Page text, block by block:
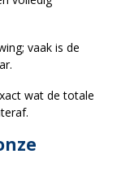
vaak is de
wat de totale